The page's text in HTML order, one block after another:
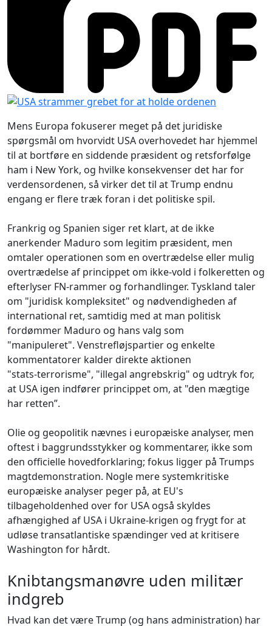
Mens Europa fokuserer meget på det juridiske
spørgsmål om hvorvidt USA overhovedet har hjemmel
til at bortføre en siddende præsident og retsforfølge
ham i New York, og hvilke konsekvenser det har for
verdensordenen, så virker det til at Trump endnu
engang er flere træk foran i det politiske spil.
Frankrig og Spanien siger ret klart, at de ikke
anerkender Maduro som legitim præsident, men
omtaler operationen som en overtrædelse eller mulig
overtrædelse af princippet om ikke‑vold i folkeretten og
efterlyser FN‑rammer og forhandlinger. Tyskland taler
om "juridisk kompleksitet" og nødvendigheden af
international ret, samtidig med at man politisk
fordømmer Maduro og hans valg som
"manipuleret". Venstrefløjspartier og enkelte
kommentatorer kalder direkte aktionen
"stats‑terrorisme", "illegal angrebskrig" og udtryk for,
at USA igen indfører princippet om, at "den mægtige
har retten”.
Olie og geopolitik nævnes i europæiske analyser, men
oftest i baggrundsstykker og kommentarer, ikke som
den officielle hovedforklaring; fokus ligger på Trumps
magtdemonstration. Nogle mere systemkritiske
europæiske analyser peger på, at EU's
tilbageholdenhed over for USA også skyldes
afhængighed af USA i Ukraine‑krigen og frygt for at
udløse transatlantiske spændinger ved at kritisere
Washington for hårdt.
Knibtangsmanøvre uden militær
indgreb
Hvad kan det være Trump (og hans administration) har